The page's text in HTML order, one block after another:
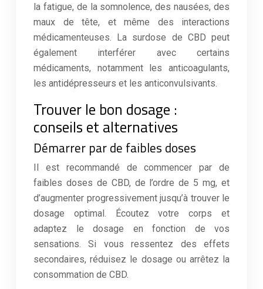
la fatigue, de la somnolence, des nausées, des
maux de tête, et même des interactions
médicamenteuses. La surdose de CBD peut
également interférer avec certains
médicaments, notamment les anticoagulants,
les antidépresseurs et les anticonvulsivants.
Trouver le bon dosage :
conseils et alternatives
Démarrer par de faibles doses
Il est recommandé de commencer par de
faibles doses de CBD, de l’ordre de 5 mg, et
d’augmenter progressivement jusqu’à trouver le
dosage optimal. Écoutez votre corps et
adaptez le dosage en fonction de vos
sensations. Si vous ressentez des effets
secondaires, réduisez le dosage ou arrêtez la
consommation de CBD.